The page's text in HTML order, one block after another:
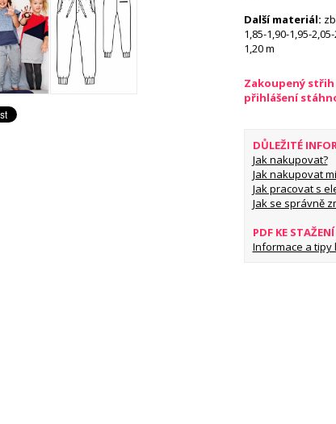
Další materiál:
1,85-1,90-1,95-
1,20 m
Zakoupený střih
přihlášení
DŮLEŽITÉ
Jak nakupovat?
Jak nakupovat
Jak pracovat s
Jak se správně
PDF KE STAŽENÍ
Informace a tipy